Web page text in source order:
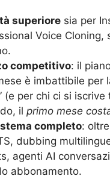
superiore sia per
Voice Cloning,
competitivo: il
è imbattibile per
(e per chi ci si
il primo mese
completo:
dubbing
agenti AI
abbonamento.